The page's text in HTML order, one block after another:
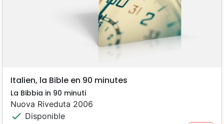
Italien, la Bible en 90 minutes
La Bibbia in 90 minuti
Nuova Riveduta 2006
check Disponible